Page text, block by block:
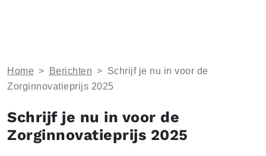
Home > Berichten > Schrijf je nu in voor de
Zorginnovatieprijs 2025
Schrijf je nu in voor de
Zorginnovatieprijs 2025